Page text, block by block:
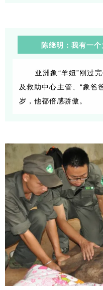
陈继明： 我有一
亚洲象“羊妞”刚过
及救助中心主管、“象爸
岁，他都倍感骄傲。